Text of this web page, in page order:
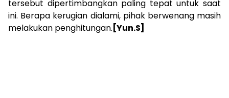
tersebut dipertimbangkan paling tepat untuk saat
ini. Berapa kerugian dialami, pihak berwenang masih
melakukan penghitungan. [Yun.S]